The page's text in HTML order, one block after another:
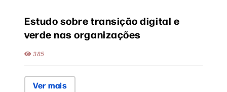
Estudo sobre transição digital e
verde nas organizações
385
Ver mais